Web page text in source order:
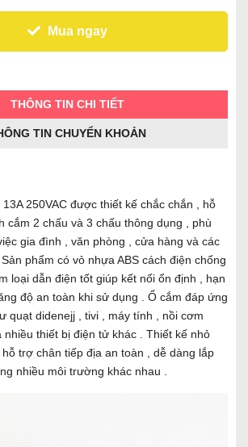
Mua ngay
THÔNG TIN CHI TIẾT
TIN CHUYỂN KHOẢN
250VAC được thiết kế chắc chắn , hỗ
cắm 2 chấu và 3 chấu thông dụng , phù
gia đình , văn phòng , cửa hàng và các
phẩm có vỏ nhựa ABS cách điện chống
loại dẫn điện tốt giúp kết nối ổn định , hạn
độ an toàn khi sử dụng . Ổ cắm đáp ứng
quạt didenejj , tivi , máy tính , nồi cơm
nhiều thiết bị điện tử khác . Thiết kế nhỏ
trợ chân tiếp địa an toàn , dễ dàng lắp
nhiều môi trường khác nhau .